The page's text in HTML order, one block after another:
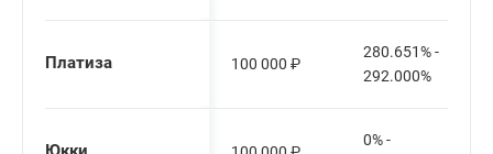
Платиза 100 000 ₽
280.651% -
292.000%
0% -